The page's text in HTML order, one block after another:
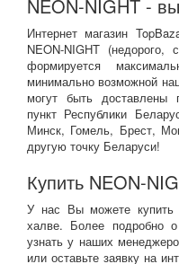
NEON-NIGHT -
Интернет магазин
NEON-NIGHT
формируется
минимально возможной
могут быть доставлены
пункт Республики
Минск, Гомель, Брест,
другую точку Беларуси!
Купить NEON-
У нас Вы можете купить
халве. Более подробно
узнать у наших
или оставьте заявку на